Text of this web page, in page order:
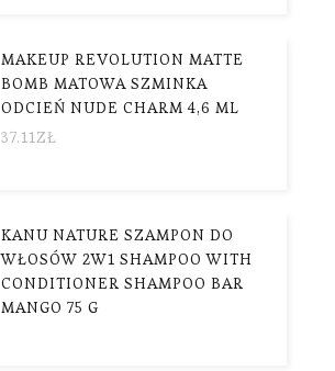
MAKEUP REVOLUTION MATTE
BOMB MATOWA SZMINKA
ODCIEŃ NUDE CHARM 4,6 ML
37.11ZŁ
KANU NATURE SZAMPON DO
WŁOSÓW 2W1 SHAMPOO WITH
CONDITIONER SHAMPOO BAR
MANGO 75 G